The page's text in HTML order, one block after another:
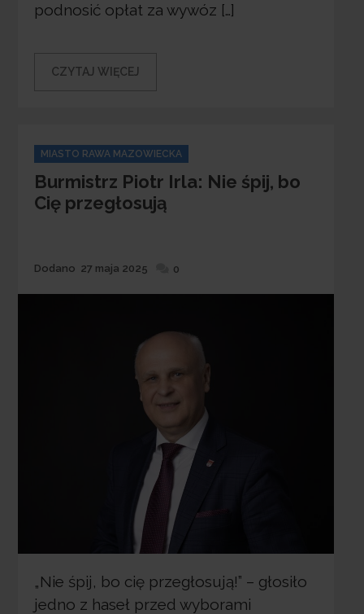
podnosić opłat za wywóz […]
CZYTAJ WIĘCEJ
Categories
MIASTO RAWA MAZOWIECKA
Burmistrz Piotr Irla: Nie śpij, bo
Cię przegłosują
Dodane
Dodano 27 maja 2025 0
„Nie śpij, bo cię przegłosują!” – głosiło
jedno z haseł przed wyborami